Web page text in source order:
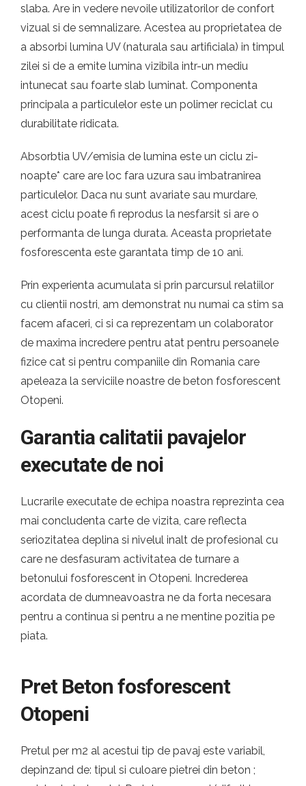
slaba. Are in vedere nevoile utilizatorilor de confort
vizual si de semnalizare. Acestea au proprietatea de
a absorbi lumina UV (naturala sau artificiala) in timpul
zilei si de a emite lumina vizibila intr-un mediu
intunecat sau foarte slab luminat. Componenta
principala a particulelor este un polimer reciclat cu
durabilitate ridicata.
Absorbtia UV/emisia de lumina este un ciclu zi-
noapte* care are loc fara uzura sau imbatranirea
particulelor. Daca nu sunt avariate sau murdare,
acest ciclu poate fi reprodus la nesfarsit si are o
performanta de lunga durata. Aceasta proprietate
fosforescenta este garantata timp de 10 ani.
Prin experienta acumulata si prin parcursul relatiilor
cu clientii nostri, am demonstrat nu numai ca stim sa
facem afaceri, ci si ca reprezentam un colaborator
de maxima incredere pentru atat pentru persoanele
fizice cat si pentru companiile din Romania care
apeleaza la serviciile noastre de beton fosforescent
Otopeni.
Garantia calitatii pavajelor
executate de noi
Lucrarile executate de echipa noastra reprezinta cea
mai concludenta carte de vizita, care reflecta
seriozitatea deplina si nivelul inalt de profesional cu
care ne desfasuram activitatea de turnare a
betonului fosforescent in Otopeni. Increderea
acordata de dumneavoastra ne da forta necesara
pentru a continua si pentru a ne mentine pozitia pe
piata.
Pret Beton fosforescent
Otopeni
Pretul per m2 al acestui tip de pavaj este variabil,
depinzand de: tipul si culoare pietrei din beton ;